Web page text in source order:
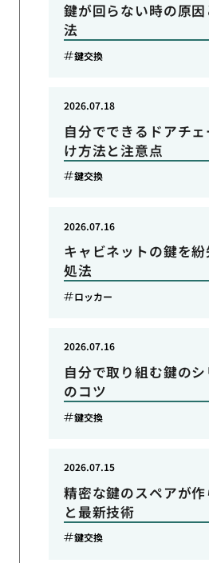
鍵が回らない時の原
法
鍵交換
自分でできるドアチ
け方法と注意点
2026.07.18
鍵交換
キャビネットの鍵を
処法
2026.07.16
ロッカー
自分で取り組む鍵の
のコツ
2026.07.16
鍵交換
精密な鍵のスペアが
と最新技術
2026.07.15
鍵交換